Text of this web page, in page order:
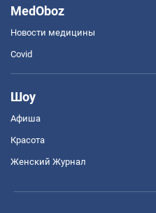
MedOboz
Новости медицины
Covid
Шоу
Афиша
Красота
Женский Журнал